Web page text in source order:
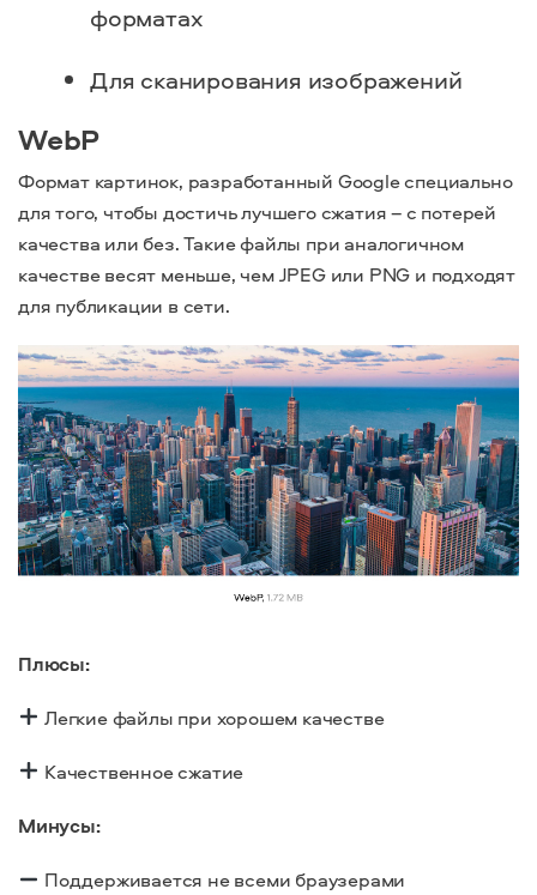
форматах
Для сканирования изображений
WebP
Формат картинок, разработанный Google специально
для того, чтобы достичь лучшего сжатия – с потерей
качества или без. Такие файлы при аналогичном
качестве весят меньше, чем JPEG или PNG и подходят
для публикации в сети.
Плюсы:
Легкие файлы при хорошем качестве
Качественное сжатие
Минусы:
Поддерживается не всеми браузерами